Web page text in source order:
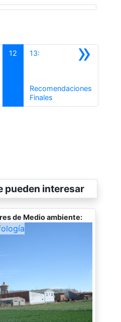
12 »
13:
Recomendaciones
Finales
pueden interesar
de Medio ambiente: